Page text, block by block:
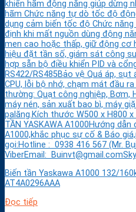
khiển hãm động năng giúp dừng
hãm Chức năng tự dò tốc độ
dụng cảm biến tốc độ Chức
định khi mất nguồn dùng động
men cao hoặc thấp, giữ động cơ
hiệu đặt tần số, giám sát công
hợp sẵn bộ điều khiển PID và
RS422/RS485Bảo vệ Quá áp,
CPU, lỗi bộ nhớ, chạm mát đầu
thường: Quạt công nghiệp, Bơm,
máy nén, sản xuất bao bì, máy
palăng.Kích thước W500 x H800 x
TẦN YASKAWA A1000Hướng
A1000,khắc phục sự cố & Báo
gọi:Hotline : 0938 416 567 (Mr.
ViberEmail:
Biến tần Yaskawa A1000 132/
AT4A0296AAA
Đọc tiếp